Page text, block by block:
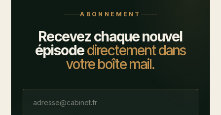
ABONNEMENT
Recevez chaque nouvel
épisodedirectement dans
votre boîte mail.